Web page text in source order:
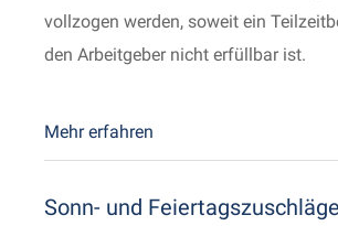
vollzogen werden, soweit ein
den Arbeitgeber nicht erfüllbar ist.
Mehr erfahren
Sonn- und